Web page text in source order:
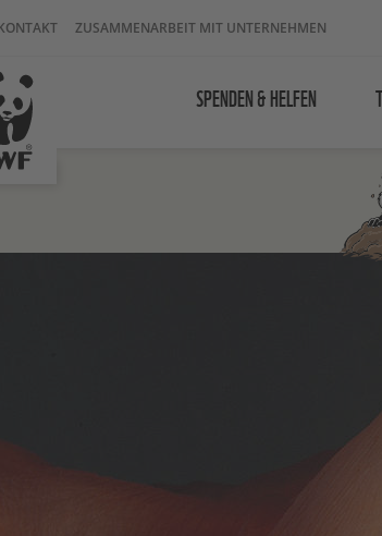
ZUSAMMENARBEIT MIT UNTERNEHMEN
SPENDEN & HELFEN